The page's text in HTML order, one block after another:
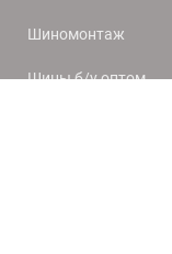
Шиномонтаж
Шины б/у оптом